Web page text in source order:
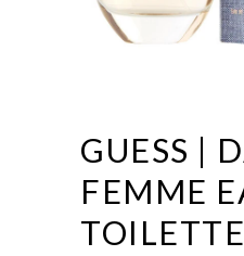
GUESS |
FEMME